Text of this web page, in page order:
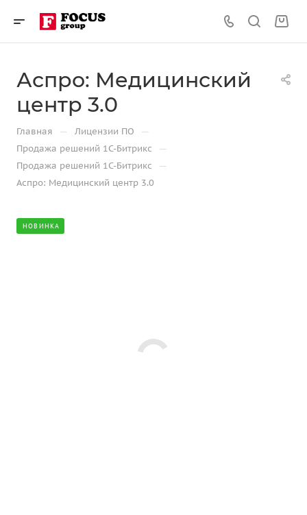
Аспро: Медицинский
центр 3.0
Главная — Лицензии ПО —
Продажа решений 1С-Битрикс —
Продажа решений 1С-Битрикс —
Аспро: Медицинский центр 3.0
НОВИНКА